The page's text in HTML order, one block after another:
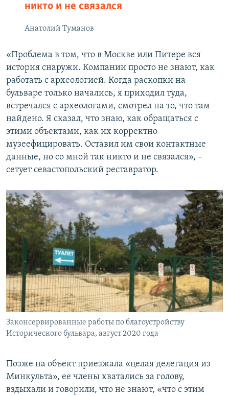
никто и не связался
Анатолий Туманов
«Проблема в том, что в Москве или Питере вся
история снаружи. Компании просто не знают, как
работать с археологией. Когда раскопки на
бульваре только начались, я приходил туда,
встречался с археологами, смотрел на то, что там
найдено. Я сказал, что знаю, как обращаться с
этими объектами, как их корректно
музеефицировать. Оставил им свои контактные
данные, но со мной так никто и не связался», –
сетует севастопольский реставратор.
Законсервированные работы по благоустройству
Исторического бульвара, август 2020 года
Позже на объект приезжала «целая делегация из
Минкульта», ее члены хватались за голову,
вздыхали и говорили, что не знают, «что с этим